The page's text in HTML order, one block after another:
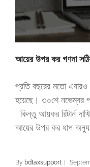
আয়ের উপর কর গণনা
প্রতি বছরের মতো এবারও
হয়েছে। ৩০শে নভেম্বর
কিন্তু আয়কর রিটার্ন
আয়ের উপর কর ধাপ
By bdtaxsupport |